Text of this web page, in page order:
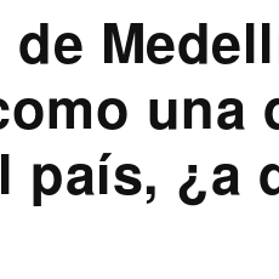
una
país, ¿a